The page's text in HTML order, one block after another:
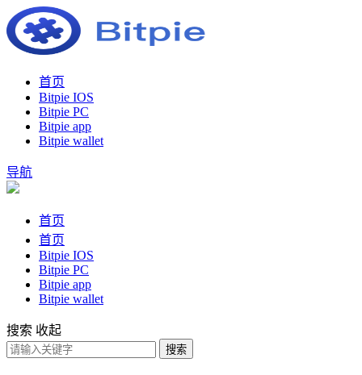
首页
Bitpie IOS
Bitpie PC
Bitpie app
Bitpie wallet
导航
首页
首页
Bitpie IOS
Bitpie PC
Bitpie app
Bitpie wallet
搜索 收起
搜索